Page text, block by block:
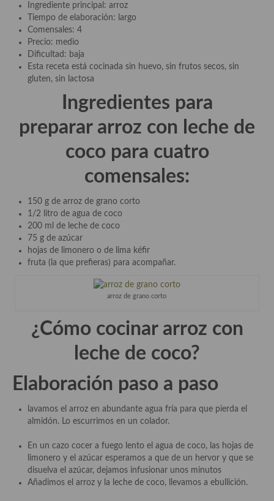
Recetas
Acompañamientos
Airfryer recetas
Especias, mezclas de especias
Hierbas aromáticas
Mojos y pastas
Sales y polvos
Salsas y mojos
Bebidas
Bocadillos, hamburguesas, sándwich, emparedados, tostas y
Entrantes y primeros platos
Ensaladas
Gazpachos, salmorejos, sopas y cremas frías
Quínoa
Ingrediente principal: arroz
Tiempo de elaboración: largo
Comensales: 4
Precio: medio
Dificultad: baja
Esta receta está cocinada sin huevo, sin frutos secos, sin
gluten, sin lactosa
Ingredientes para
preparar arroz con leche de
coco para cuatro
comensales:
150 g de arroz de grano corto
1/2 litro de agua de coco
200 ml de leche de coco
75 g de azúcar
hojas de limonero o de lima kéfir
fruta (la que prefieras) para acompañar.
arroz de grano corto
¿Cómo cocinar arroz con
leche de coco?
Elaboración paso a paso
lavamos el arroz en abundante agua fría para que pierda el
almidón. Lo escurrimos en un colador.
En un cazo cocer a fuego lento el agua de coco, las hojas de
limonero y el azúcar esperamos a que de un hervor y que se
disuelva el azúcar, dejamos infusionar unos minutos
Añadimos el arroz y la leche de coco, llevamos a ebullición.